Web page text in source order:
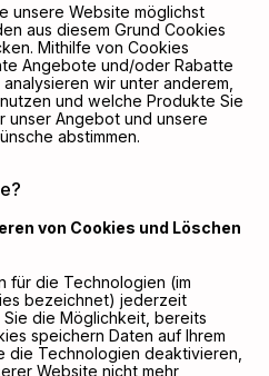
unsere Website möglichst
aus diesem Grund Cookies
Mithilfe von Cookies
Angebote und/oder Rabatte
wir unter anderem,
und welche Produkte Sie
unser Angebot und unsere
abstimmen.
von Cookies und Löschen
für die Technologien (im
bezeichnet) jederzeit
Sie die Möglichkeit, bereits
speichern Daten auf Ihrem
die Technologien deaktivieren,
Website nicht mehr